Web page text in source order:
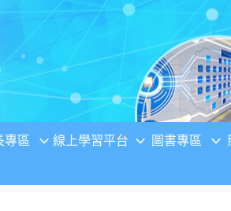
專區 線上學習平台 圖書專區